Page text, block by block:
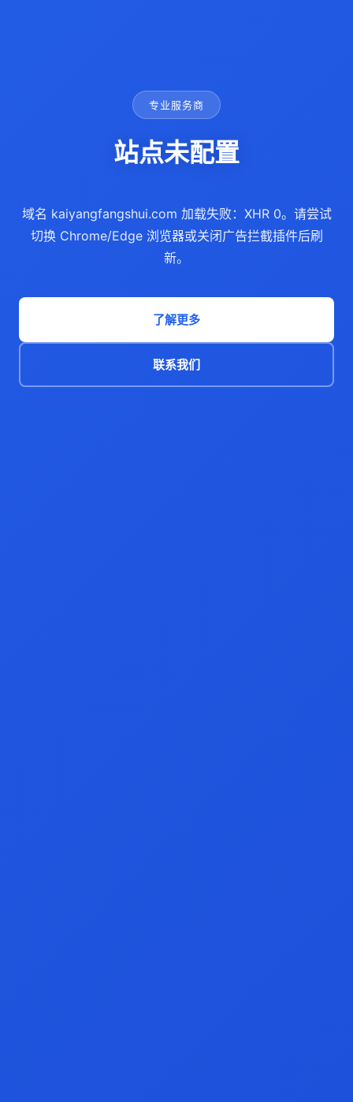
专业服务商
站点未配置
域名 kaiyangfangshui.com 加载失败：XHR 0。请尝试
切换 Chrome/Edge 浏览器或关闭广告拦截插件后刷
新。
了解更多
联系我们